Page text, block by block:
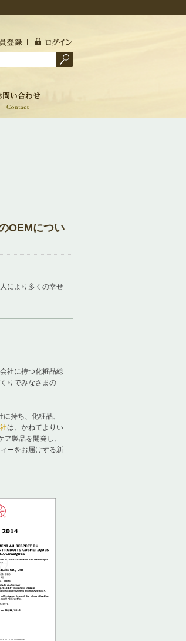
OEMについ
により多くの幸せ
社に持つ化粧品総
りでみなさまの
持ち、化粧品、
は、かねてよりい
製品を開発し、
ーをお届けする新